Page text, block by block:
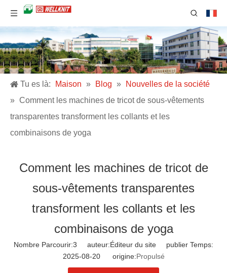
Tu es là: Maison » Blog »
Nouvelles de la société
» Comment les machines de tricot de sous-vêtements
transparentes transforment les collants et les
combinaisons de yoga
Comment les machines de tricot de
sous-vêtements transparentes
transforment les collants et les
combinaisons de yoga
Nombre Parcourir:3 auteur:Éditeur du site publier Temps:
2025-08-20 origine:Propulsé